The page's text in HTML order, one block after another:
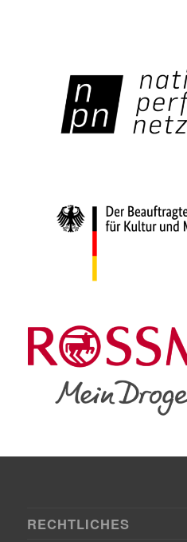
RECHTLICHES